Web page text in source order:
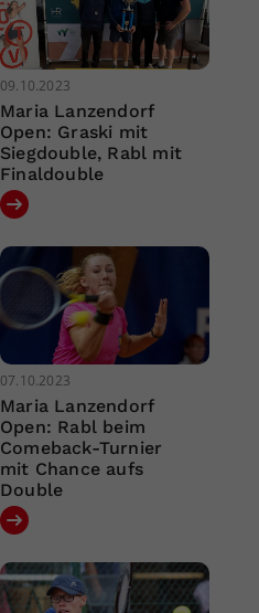
09.10.2023
Maria Lanzendorf
Open: Graski mit
Siegdouble, Rabl mit
Finaldouble
07.10.2023
Maria Lanzendorf
Open: Rabl beim
Comeback-Turnier
mit Chance aufs
Double